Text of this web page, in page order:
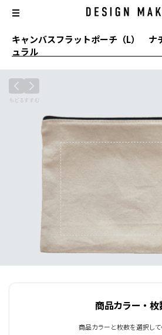
キャンバスフラットポーチ（L） ナ
ュラル
商品カラー ・
商品カラーと枚数を選択して